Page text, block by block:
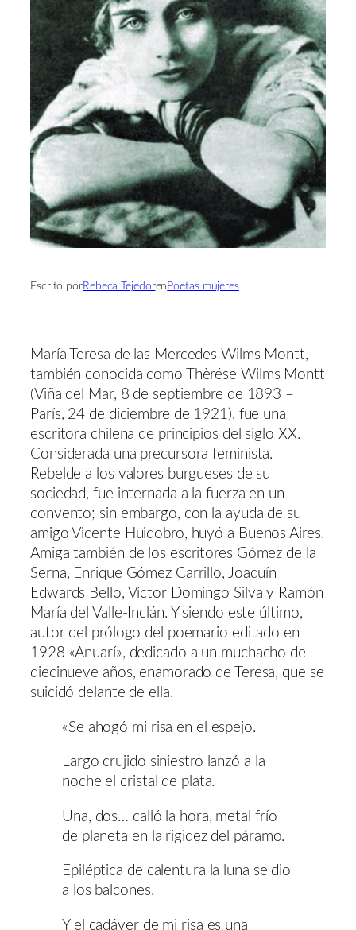
Escrito porRebeca Tejedoren Poetas mujeres
María Teresa de las Mercedes Wilms Montt,
también conocida como Thèrése Wilms Montt
(Viña del Mar, 8 de septiembre de 1893 –
París, 24 de diciembre de 1921), fue una
escritora chilena de principios del siglo XX.
Considerada una precursora feminista.
Rebelde a los valores burgueses de su
sociedad, fue internada a la fuerza en un
convento; sin embargo, con la ayuda de su
amigo Vicente Huidobro, huyó a Buenos Aires.
Amiga también de los escritores Gómez de la
Serna, Enrique Gómez Carrillo, Joaquín
Edwards Bello, Víctor Domingo Silva y Ramón
María del Valle-Inclán. Y siendo este último,
autor del prólogo del poemario editado en
1928 «Anuarí», dedicado a un muchacho de
diecinueve años, enamorado de Teresa, que se
suicidó delante de ella.
«Se ahogó mi risa en el espejo.
Largo crujido siniestro lanzó a la
noche el cristal de plata.
Una, dos… calló la hora, metal frío
de planeta en la rigidez del páramo.
Epiléptica de calentura la luna se dio
a los balcones.
Y el cadáver de mi risa es una